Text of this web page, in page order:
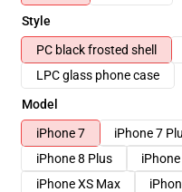
Style
PC black frosted shell
LPC glass phone case
Model
iPhone 7
iPhone 7
iPhone 8 Plus
iPhone
iPhone XS Max